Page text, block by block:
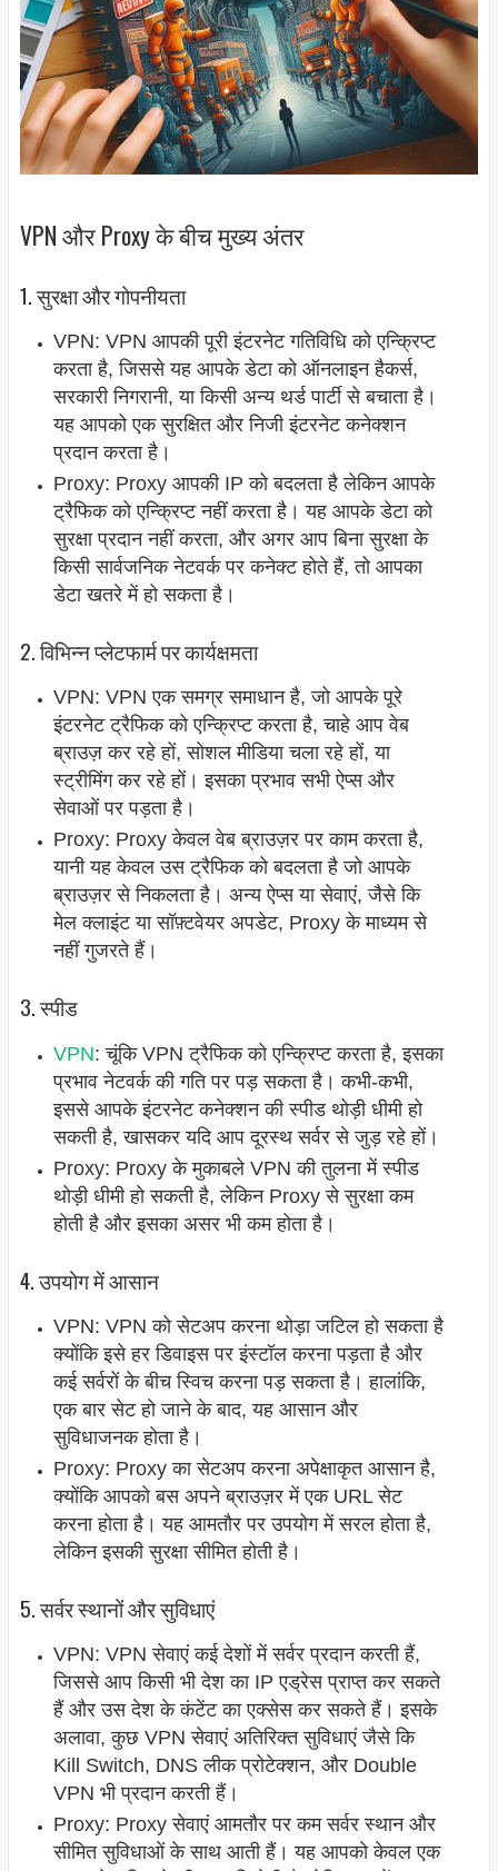
VPN और Proxy के बीच मुख्य अंतर
1. सुरक्षा और गोपनीयता
VPN: VPN आपकी पूरी इंटरनेट गतिविधि को एन्क्रिप्ट
करता है, जिससे यह आपके डेटा को ऑनलाइन हैकर्स,
सरकारी निगरानी, या किसी अन्य थर्ड पार्टी से बचाता है।
यह आपको एक सुरक्षित और निजी इंटरनेट कनेक्शन
प्रदान करता है।
Proxy: Proxy आपकी IP को बदलता है लेकिन आपके
ट्रैफिक को एन्क्रिप्ट नहीं करता है। यह आपके डेटा को
सुरक्षा प्रदान नहीं करता, और अगर आप बिना सुरक्षा के
किसी सार्वजनिक नेटवर्क पर कनेक्ट होते हैं, तो आपका
डेटा खतरे में हो सकता है।
2. विभिन्न प्लेटफार्म पर कार्यक्षमता
VPN: VPN एक समग्र समाधान है, जो आपके पूरे
इंटरनेट ट्रैफिक को एन्क्रिप्ट करता है, चाहे आप वेब
ब्राउज़ कर रहे हों, सोशल मीडिया चला रहे हों, या
स्ट्रीमिंग कर रहे हों। इसका प्रभाव सभी ऐप्स और
सेवाओं पर पड़ता है।
Proxy: Proxy केवल वेब ब्राउज़र पर काम करता है,
यानी यह केवल उस ट्रैफिक को बदलता है जो आपके
ब्राउज़र से निकलता है। अन्य ऐप्स या सेवाएं, जैसे कि
मेल क्लाइंट या सॉफ़्टवेयर अपडेट, Proxy के माध्यम से
नहीं गुजरते हैं।
3. स्पीड
VPN: चूंकि VPN ट्रैफिक को एन्क्रिप्ट करता है, इसका
प्रभाव नेटवर्क की गति पर पड़ सकता है। कभी-कभी,
इससे आपके इंटरनेट कनेक्शन की स्पीड थोड़ी धीमी हो
सकती है, खासकर यदि आप दूरस्थ सर्वर से जुड़ रहे हों।
Proxy: Proxy के मुकाबले VPN की तुलना में स्पीड
थोड़ी धीमी हो सकती है, लेकिन Proxy से सुरक्षा कम
होती है और इसका असर भी कम होता है।
4. उपयोग में आसान
VPN: VPN को सेटअप करना थोड़ा जटिल हो सकता है
क्योंकि इसे हर डिवाइस पर इंस्टॉल करना पड़ता है और
कई सर्वरों के बीच स्विच करना पड़ सकता है। हालांकि,
एक बार सेट हो जाने के बाद, यह आसान और
सुविधाजनक होता है।
Proxy: Proxy का सेटअप करना अपेक्षाकृत आसान है,
क्योंकि आपको बस अपने ब्राउज़र में एक URL सेट
करना होता है। यह आमतौर पर उपयोग में सरल होता है,
लेकिन इसकी सुरक्षा सीमित होती है।
5. सर्वर स्थानों और सुविधाएं
VPN: VPN सेवाएं कई देशों में सर्वर प्रदान करती हैं,
जिससे आप किसी भी देश का IP एड्रेस प्राप्त कर सकते
हैं और उस देश के कंटेंट का एक्सेस कर सकते हैं। इसके
अलावा, कुछ VPN सेवाएं अतिरिक्त सुविधाएं जैसे कि
Kill Switch, DNS लीक प्रोटेक्शन, और Double
VPN भी प्रदान करती हैं।
Proxy: Proxy सेवाएं आमतौर पर कम सर्वर स्थान और
सीमित सुविधाओं के साथ आती हैं। यह आपको केवल एक